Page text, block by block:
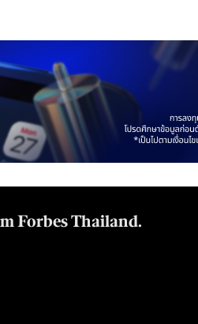
Forbes Thailand.